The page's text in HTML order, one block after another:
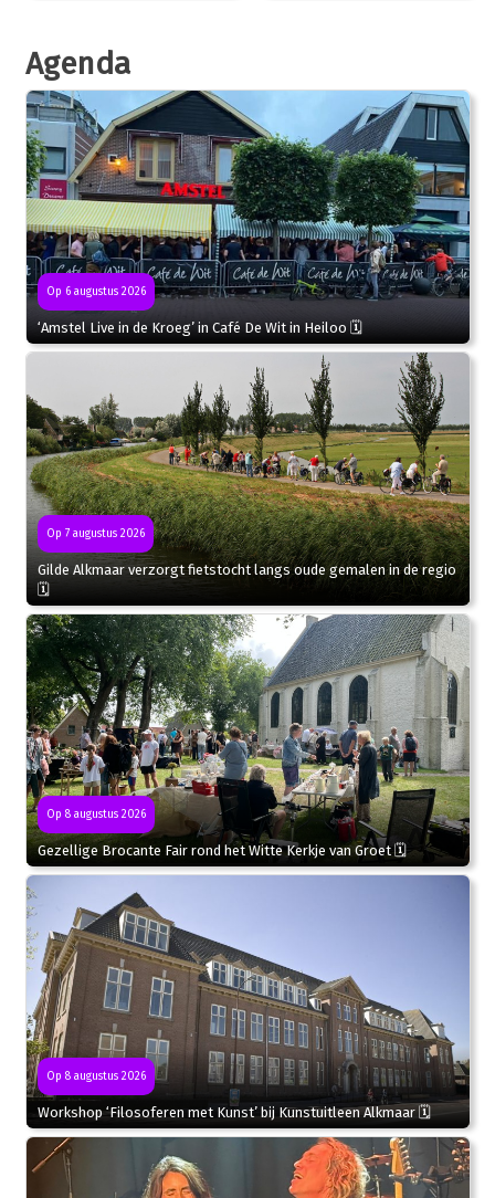
Agenda
Op 6 augustus 2026
‘Amstel Live in de Kroeg’ in Café De Wit in Heiloo 🗓
Op 7 augustus 2026
Gilde Alkmaar verzorgt fietstocht langs oude gemalen in de regio
🗓
Op 8 augustus 2026
Gezellige Brocante Fair rond het Witte Kerkje van Groet 🗓
Op 8 augustus 2026
Workshop ‘Filosoferen met Kunst’ bij Kunstuitleen Alkmaar 🗓